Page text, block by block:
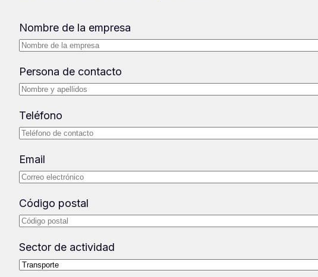
Nombre de la empresa
Persona de contacto
Teléfono
Email
Código postal
Sector de actividad